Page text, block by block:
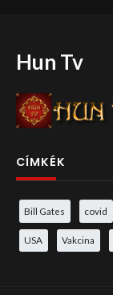
Hun Tv
CÍMKÉK
Bill Gates covid
USA Vakcina